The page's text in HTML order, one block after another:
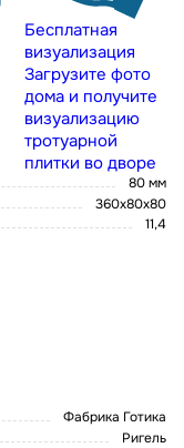
Бесплатная
визуализация
Загрузите фото
дома и получите
визуализацию
тротуарной
плитки во дворе
80 мм
360x80x80
11,4
Фабрика Готика
Ригель